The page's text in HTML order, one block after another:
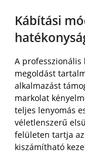
Kábítási
A professzionális
megoldást
alkalmazást
markolat
teljes lenyomás
véletlenszerű
felületen tartja
kiszámítható